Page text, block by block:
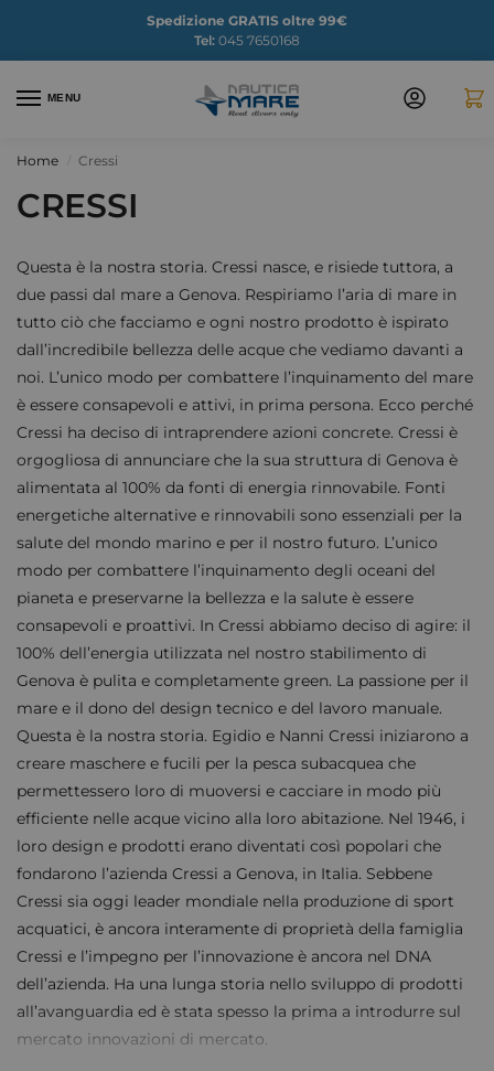
Spedizione GRATIS oltre 99€
Tel: 045 7650168
MENU
Home Cressi
CRESSI
Questa è la nostra storia. Cressi nasce, e risiede tuttora, a
due passi dal mare a Genova. Respiriamo l’aria di mare in
tutto ciò che facciamo e ogni nostro prodotto è ispirato
dall’incredibile bellezza delle acque che vediamo davanti a
noi. L’unico modo per combattere l’inquinamento del mare
è essere consapevoli e attivi, in prima persona. Ecco perché
Cressi ha deciso di intraprendere azioni concrete. Cressi è
orgogliosa di annunciare che la sua struttura di Genova è
alimentata al 100% da fonti di energia rinnovabile. Fonti
energetiche alternative e rinnovabili sono essenziali per la
salute del mondo marino e per il nostro futuro. L’unico
modo per combattere l’inquinamento degli oceani del
pianeta e preservarne la bellezza e la salute è essere
consapevoli e proattivi. In Cressi abbiamo deciso di agire: il
100% dell’energia utilizzata nel nostro stabilimento di
Genova è pulita e completamente green. La passione per il
mare e il dono del design tecnico e del lavoro manuale.
Questa è la nostra storia. Egidio e Nanni Cressi iniziarono a
creare maschere e fucili per la pesca subacquea che
permettessero loro di muoversi e cacciare in modo più
efficiente nelle acque vicino alla loro abitazione. Nel 1946, i
loro design e prodotti erano diventati così popolari che
fondarono l’azienda Cressi a Genova, in Italia. Sebbene
Cressi sia oggi leader mondiale nella produzione di sport
acquatici, è ancora interamente di proprietà della famiglia
Cressi e l’impegno per l’innovazione è ancora nel DNA
dell’azienda. Ha una lunga storia nello sviluppo di prodotti
all’avanguardia ed è stata spesso la prima a introdurre sul
mercato innovazioni di mercato.